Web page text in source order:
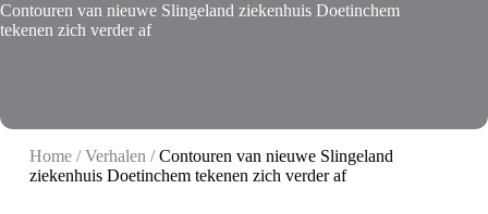
Contouren van nieuwe Slingeland ziekenhuis Doetinchem
tekenen zich verder af
Home/Verhalen /Contouren van nieuwe Slingeland
ziekenhuis Doetinchem tekenen zich verder af